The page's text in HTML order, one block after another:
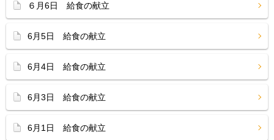
６月6日 給食の献立
6月5日 給食の献立
6月4日 給食の献立
6月3日 給食の献立
6月1日 給食の献立